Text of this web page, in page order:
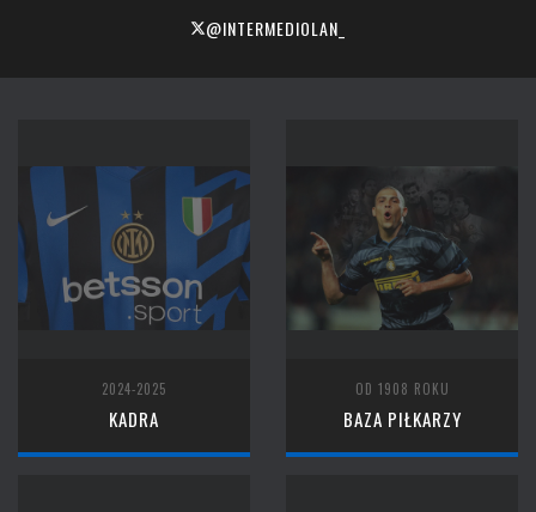
@INTERMEDIOLAN_
2024-2025
KADRA
OD 1908 ROKU
BAZA PIŁKARZY